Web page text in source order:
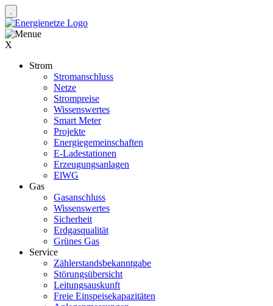
X
Strom
Stromanschluss
Netze
Strompreise
Wissenswertes
Smart Meter
Projekte
Energiegemeinschaften
E-Ladestationen
Erzeugungsanlagen
ElWG
Gas
Gasanschluss
Wissenswertes
Sicherheit
Erdgasqualität
Grünes Gas
Service
Zählerstandsbekanntgabe
Störungsübersicht
Leitungsauskunft
Freie Einspeisekapazitäten